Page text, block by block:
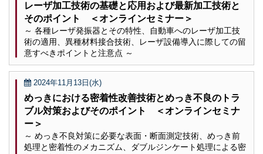
レーザ加工技術の基礎と応用および最新加工技術と
そのポイント ＜オンラインセミナー＞
～ 各種レーザ発振器とその特性、自動車へのレーザ加工技
術の適用、異種材料接合技術、レーザ設備導入に際しての留
意すべきポイントと注意点 ～
2024年11月13日(水)
めっきにおける密着性改善技術とめっき不良のトラ
ブル対策およびそのポイント ＜オンラインセミナ
ー＞
～ めっき不良対策に必要な表面・断面測定技術、めっき前
処理と密着性のメカニズム、ダブルジンケート処理による密